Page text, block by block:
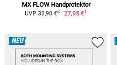
MX FLOW Handprotektor
UVP 36,90 €2 27,95 €1
NEU